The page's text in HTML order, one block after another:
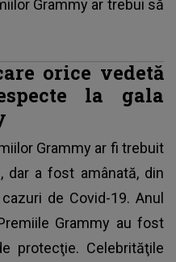
Grammy ar trebui să
orice vedetă
la gala
Grammy ar fi trebuit
dar a fost amânată, din
de Covid-19. Anul
Grammy au fost
protecţie. Celebrităţile